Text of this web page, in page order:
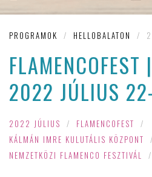
PROGRAMOK / HELLOBALATON /
2022 JÚLIUS
2022 JÚLIUS / FLAMENCOFEST
/
KÁLMÁN IMRE KULUTÁLIS KÖZPONT
/
NEMZETKÖZI FLAMENCO FESZTIVÁL /